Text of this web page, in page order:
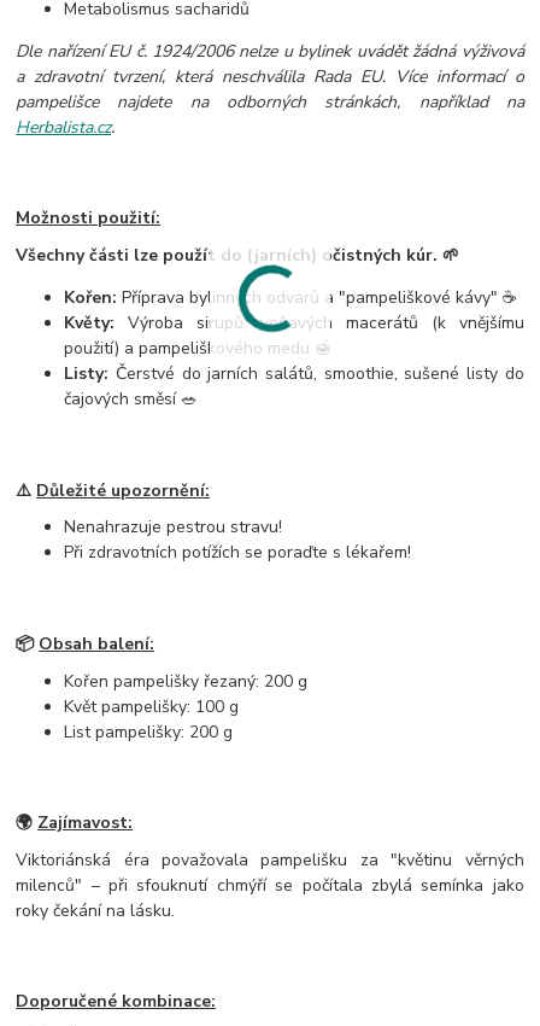
Metabolismus sacharidů
Dle nařízení EU č. 1924/2006 nelze u bylinek uvádět žádná výživová
a zdravotní tvrzení, která neschválila Rada EU. Více informací o
pampelišce najdete na odborných stránkách, například na
Herbalista.cz.
Možnosti použití:
Všechny části lze použít do (jarních) očistných kúr. 🌱
Kořen: Příprava bylinných odvarů a "pampeliškové kávy" ☕
Květy: Výroba sirupů, voňavých macerátů (k vnějšímu
použití) a pampeliškového medu 🍯
Listy: Čerstvé do jarních salátů, smoothie, sušené listy do
čajových směsí 🥗
⚠️ Důležité upozornění:
Nenahrazuje pestrou stravu!
Při zdravotních potížích se poraďte s lékařem!
📦 Obsah balení:
Kořen pampelišky řezaný: 200 g
Květ pampelišky: 100 g
List pampelišky: 200 g
🌍 Zajímavost:
Viktoriánská éra považovala pampelišku za "květinu věrných
milenců" – při sfouknutí chmýří se počítala zbylá semínka jako
roky čekání na lásku.
Doporučené kombinace: